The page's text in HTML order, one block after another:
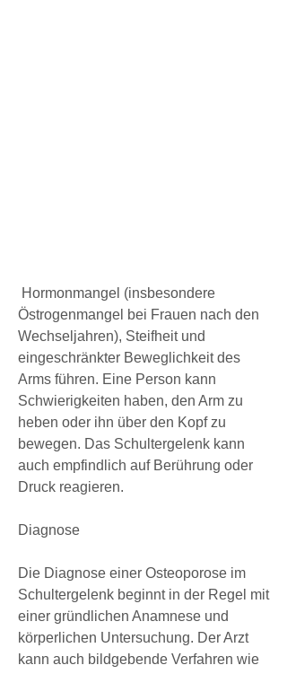
Östrogenmangel bei Frauen nach den
Wechseljahren), Steifheit und
eingeschränkter Beweglichkeit des
Arms führen. Eine Person kann
Schwierigkeiten haben, den Arm zu
heben oder ihn über den Kopf zu
bewegen. Das Schultergelenk kann
auch empfindlich auf Berührung oder
Druck reagieren.
Diagnose
Die Diagnose einer Osteoporose im
Schultergelenk beginnt in der Regel mit
einer gründlichen Anamnese und
körperlichen Untersuchung. Der Arzt
kann auch bildgebende Verfahren wie